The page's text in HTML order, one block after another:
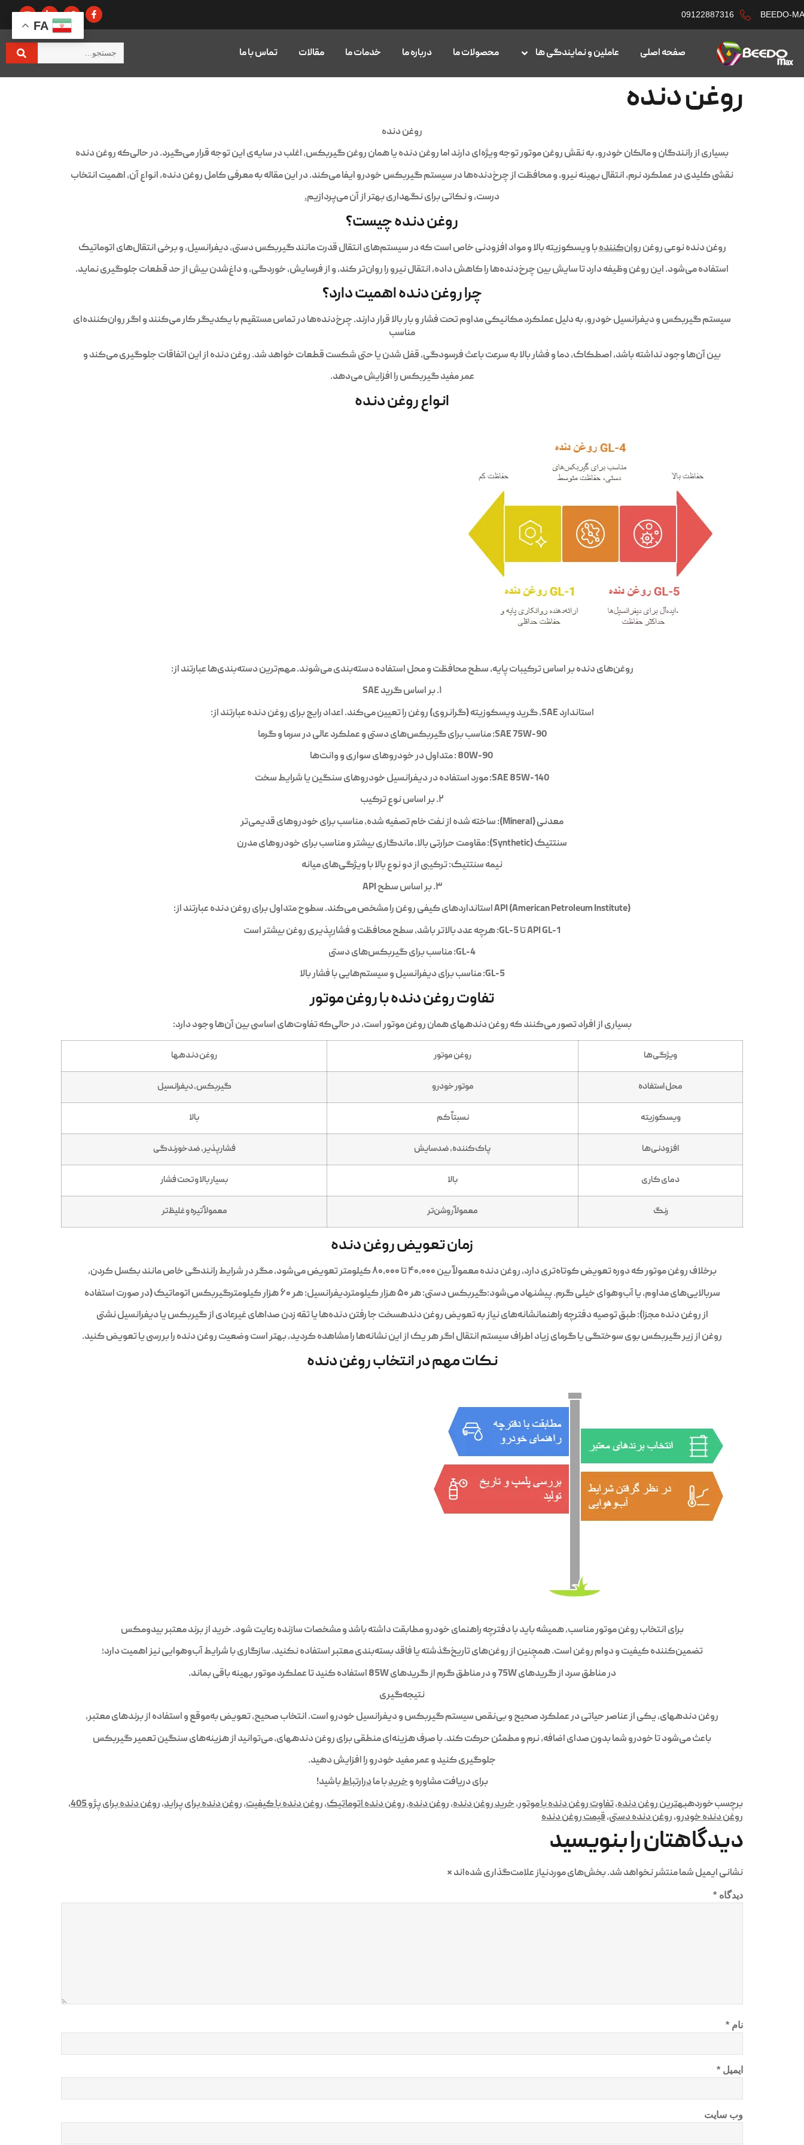
BEEDO-
09122887316
صفحه اصلی عاملین و نمایندگی ها محصولات ما درباره ما خدمات ما مقالات تماس با ما
روغن دنده
روغن دنده
بسیاری از رانندگان و مالکان خودرو، به نقش روغن موتور توجه ویژه‌ای دارند اما روغن دنده یا همان روغن گیربکس، اغلب در سایه‌ی این توجه قرار می‌گیرد. در حالی‌که روغن دنده
نقشی کلیدی در عملکرد نرم، انتقال بهینه نیرو، و محافظت از چرخ‌دنده‌ها در سیستم گیربکس خودرو ایفا می‌کند. در این مقاله به معرفی کامل روغن دنده، انواع آن، اهمیت انتخاب
درست، و نکاتی برای نگهداری بهتر از آن می‌پردازیم.
روغن دنده چیست؟
روغن دنده نوعی روغنروان‌کنندهبا ویسکوزیته بالا و مواد افزودنی خاص است که در سیستم‌های انتقال قدرت مانند گیربکس دستی، دیفرانسیل، و برخی انتقال‌های اتوماتیک
استفاده می‌شود. این روغن وظیفه دارد تا سایش بین چرخ‌دنده‌ها را کاهش داده، انتقال نیرو را روان‌تر کند، و از فرسایش، خوردگی، و داغ‌شدن بیش از حد قطعات جلوگیری نماید.
چرا روغن دنده اهمیت دارد؟
سیستم گیربکس و دیفرانسیل خودرو، به دلیل عملکرد مکانیکی مداوم تحت فشار و بار بالا قرار دارند. چرخ‌دنده‌ها در تماس مستقیم با یکدیگر کار می‌کنند و اگر روان‌کننده‌ای
مناسب
بین آن‌ها وجود نداشته باشد، اصطکاک، دما و فشار بالا به سرعت باعث فرسودگی، قفل شدن یا حتی شکست قطعات خواهد شد. روغن دنده از این اتفاقات جلوگیری می‌کند و
عمر مفید گیربکس را افزایش می‌دهد.
انواع روغن دنده
روغن‌های دنده بر اساس ترکیبات پایه، سطح محافظت و محل استفاده دسته‌بندی می‌شوند. مهم‌ترین دسته‌بندی‌ها عبارتند از:
۱. بر اساس گرید SAE
استاندارد SAE، گرید ویسکوزیته (گرانروی) روغن را تعیین می‌کند. اعداد رایج برای روغن دنده عبارتند از:
SAE 75W-90: مناسب برای گیربکس‌های دستی و عملکرد عالی در سرما و گرما
متداول در خودروهای سواری و وانت‌ها
SAE 85W-140: مورد استفاده در دیفرانسیل خودروهای سنگین یا شرایط سخت
۲. بر اساس نوع ترکیب
معدنی (Mineral):
ساخته شده از نفت خام تصفیه شده، مناسب برای خودروهای قدیمی‌تر
سنتتیک (Synthetic):
مقاومت حرارتی بالا، ماندگاری بیشتر و مناسب برای خودروهای مدرن
نیمه سنتتیک:ترکیبی از دو نوع بالا با ویژگی‌های میانه
۳. بر اساس سطح API
API (American Petroleum Institute) استانداردهای کیفی روغن را مشخص می‌کند. سطوح متداول برای روغن دنده عبارتند از:
API GL-1 تا GL-5:
هرچه عدد بالاتر باشد، سطح محافظت و فشارپذیری روغن بیشتر است
GL-4: مناسب برای گیربکس‌های دستی
GL-5: مناسب برای دیفرانسیل و سیستم‌هایی با فشار بالا
تفاوت روغن دنده با روغن موتور
بسیاری از افراد تصور می‌کنند که روغن دندههای همان روغن موتور است، در حالی‌که تفاوت‌های اساسی بین آن‌ها وجود دارد:
ویژگی‌ها روغن موتور روغن دندهها
محل استفاده موتور خودرو گیربکس، دیفرانسیل
ویسکوزیته نسبتاً کم بالا
افزودنی‌ها پاک‌کننده، ضدسایش فشارپذیر، ضدخورندگی
دمای کاری بالا بسیار بالا و تحت فشار
رنگ معمولاً روشن‌تر معمولاً تیره و غلیظ‌تر
زمان تعویض روغن دنده
برخلاف روغن موتور که دوره تعویض کوتاه‌تری دارد، روغن دنده معمولاً بین ۴۰،۰۰۰ تا ۸۰،۰۰۰ کیلومتر تعویض می‌شود، مگر در شرایط رانندگی خاص مانند بکسل کردن،
سربالایی‌های مداوم، یا آب‌وهوای خیلی گرم. پیشنهاد می‌شود:گیربکس دستی: هر ۵۰ هزار کیلومتردیفرانسیل: هر ۶۰ هزار کیلومترگیربکس اتوماتیک (در صورت استفاده
از روغن دنده مجزا): طبق توصیه دفترچه راهنمانشانه‌های نیاز به تعویض روغن دندهسخت جا رفتن دنده‌ها یا تقه زدن صداهای غیرعادی از گیربکس یا دیفرانسیل نشتی
روغن از زیر گیربکس بوی سوختگی یا گرمای زیاد اطراف سیستم انتقال اگر هر یک از این نشانه‌ها را مشاهده کردید، بهتر است وضعیت روغن دنده را بررسی یا تعویض کنید.
نکات مهم در انتخاب روغن دنده
برای انتخاب روغن موتور مناسب، همیشه باید با دفترچه راهنمای خودرو مطابقت داشته باشد و مشخصات سازنده رعایت شود. خرید از برند معتبر بیدومکس
تضمین‌کننده کیفیت و دوام روغن است. همچنین از روغن‌های تاریخ‌گذشته یا فاقد بسته‌بندی معتبر استفاده نکنید. سازگاری با شرایط آب‌وهوایی نیز اهمیت دارد؛
در مناطق سرد از گریدهای 75W و در مناطق گرم از گریدهای 85W استفاده کنید تا عملکرد موتور بهینه باقی بماند.
نتیجه‌گیری
روغن دندههای، یکی از عناصر حیاتی در عملکرد صحیح و بی‌نقص سیستم گیربکس و دیفرانسیل خودرو است. انتخاب صحیح، تعویض به‌موقع و استفاده از برندهای معتبر،
باعث می‌شود تا خودرو شما بدون صدای اضافه، نرم و مطمئن حرکت کند. با صرف هزینه‌ای منطقی برای روغن دندههای، می‌توانید از هزینه‌های سنگین تعمیر گیربکس
جلوگیری کنید و عمر مفید خودرو را افزایش دهید.
برای دریافت مشاوره وخریدبا مادرارتباطباشید!
برچسب خوردهبهترین روغن دنده,تفاوت روغن دنده با موتور,خرید روغن دنده,روغن دنده,روغن دنده اتوماتیک,روغن دنده با کیفیت,روغن دنده برای پراید,روغن دنده برای پژو 405
,
روغن دنده خودرو,روغن دنده دستی,قیمت روغن دنده
دیدگاهتان را بنویسید
نشانی ایمیل شما منتشر نخواهد شد.بخش‌های موردنیاز علامت‌گذاری شده‌اند*
دیدگاه *
نام *
ایمیل *
وب‌ سایت
FA